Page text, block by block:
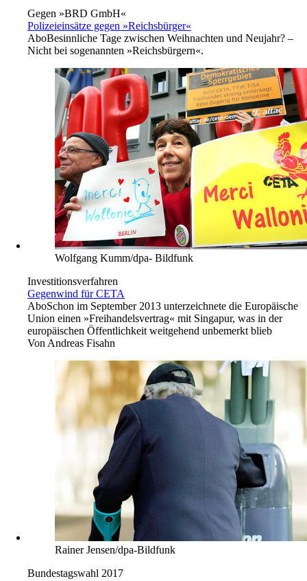
Gegen »BRD GmbH«
Polizeieinsätze gegen »Reichsbürger«
AboBesinnliche Tage zwischen Weihnachten und Neujahr? –
Nicht bei sogenannten »Reichsbürgern«.
Wolfgang Kumm/dpa- Bildfunk
Investitionsverfahren
Gegenwind für CETA
AboSchon im September 2013 unterzeichnete die Europäische
Union einen »Freihandelsvertrag« mit Singapur, was in der
europäischen Öffentlichkeit weitgehend unbemerkt blieb
Von Andreas Fisahn
Rainer Jensen/dpa-Bildfunk
Bundestagswahl 2017